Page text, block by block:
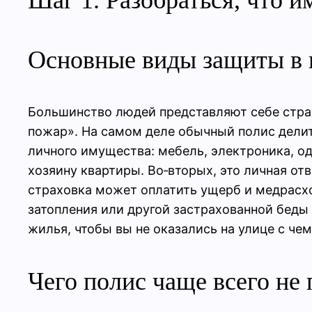
Основные виды защиты в
Большинство людей представляют себе
пожар». На самом деле обычный полис
личного имущества: мебель, электроника,
хозяину квартиры. Во‑вторых, это личная
страховка может оплатить ущерб и
затопления или другой застрахованной
жилья, чтобы вы не оказались на улице с
Чего полис чаще всего не